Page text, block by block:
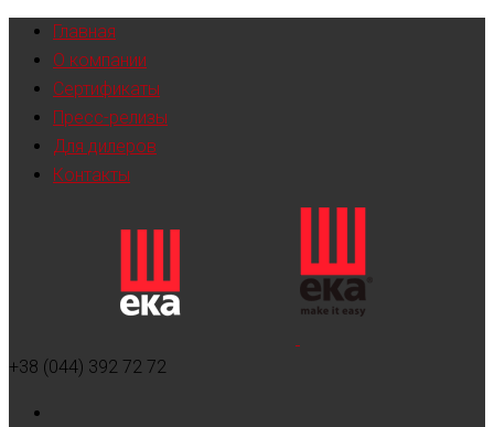
Главная
О компании
Сертификаты
Пресс-релизы
Для дилеров
Контакты
+38 (044) 392 72 72